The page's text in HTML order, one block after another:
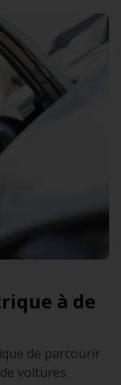
à de
de parcourir
voitures